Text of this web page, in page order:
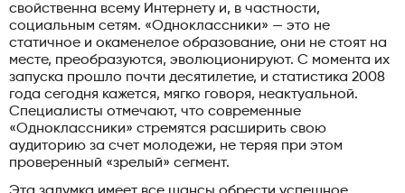
свойственна всему Интернету и, в частности,
социальным сетям. «Одноклассники» — это не
статичное и окаменелое образование, они не стоят на
месте, преобразуются, эволюционируют. С момента их
запуска прошло почти десятилетие, и статистика 2008
года сегодня кажется, мягко говоря, неактуальной.
Специалисты отмечают, что современные
«Одноклассники» стремятся расширить свою
аудиторию за счет молодежи, не теряя при этом
проверенный «зрелый» сегмент.